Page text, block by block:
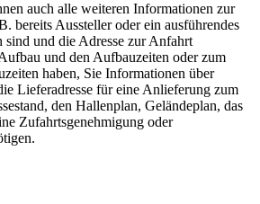
auch alle weiteren Informationen zur
bereits Aussteller oder ein ausführendes
sind und die Adresse zur Anfahrt
und den Aufbauzeiten oder zum
haben, Sie Informationen über
Lieferadresse für eine Anlieferung zum
den Hallenplan, Geländeplan, das
Zufahrtsgenehmigung oder